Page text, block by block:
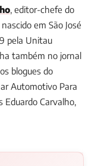
, editor-chefe do
em São José
pela Unitau
também no jornal
blogues do
Automotivo Para
Eduardo Carvalho,